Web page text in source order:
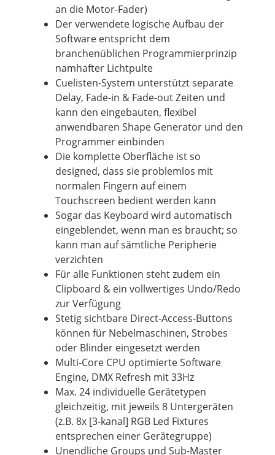
an die Motor-Fader)
Der verwendete logische Aufbau der
Software entspricht dem
branchenüblichen Programmierprinzip
namhafter Lichtpulte
Cuelisten-System unterstützt separate
Delay, Fade-in & Fade-out Zeiten und
kann den eingebauten, flexibel
anwendbaren Shape Generator und den
Programmer einbinden
Die komplette Oberfläche ist so
designed, dass sie problemlos mit
normalen Fingern auf einem
Touchscreen bedient werden kann
Sogar das Keyboard wird automatisch
eingeblendet, wenn man es braucht; so
kann man auf sämtliche Peripherie
verzichten
Für alle Funktionen steht zudem ein
Clipboard & ein vollwertiges Undo/Redo
zur Verfügung
Stetig sichtbare Direct-Access-Buttons
können für Nebelmaschinen, Strobes
oder Blinder eingesetzt werden
Multi-Core CPU optimierte Software
Engine, DMX Refresh mit 33Hz
Max. 24 individuelle Gerätetypen
gleichzeitig, mit jeweils 8 Untergeräten
(z.B. 8x [3-kanal] RGB Led Fixtures
entsprechen einer Gerätegruppe)
Unendliche Groups und Sub-Master